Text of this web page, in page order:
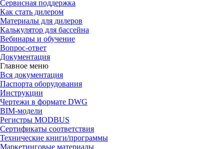
Сервисная поддержка
Как стать дилером
Материалы для дилеров
Калькулятор для бассейна
Вебинары и обучение
Вопрос-ответ
Документация
Главное меню
Вся документация
Паспорта оборудования
Инструкции
Чертежи в формате DWG
BIM-модели
Регистры MODBUS
Сертификаты соответствия
Технические книги/программы
Маркетинговые материалы